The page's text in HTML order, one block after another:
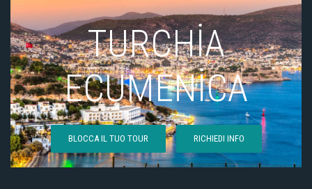
TURCHİA
ECUMENİCA
BLOCCA IL TUO TOUR RICHIEDI INFO